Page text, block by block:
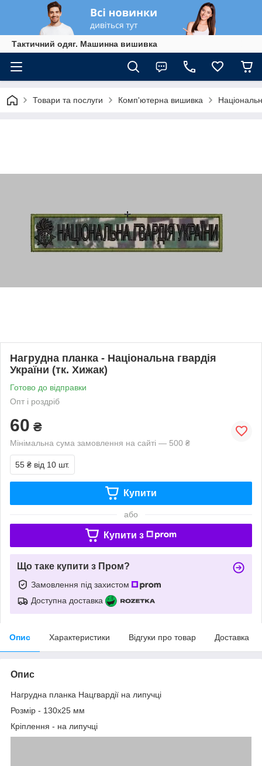
Тактичний одяг. Машинна вишивка
Товари та послуги Комп'ютерна вишивка
Нагрудна планка - Національна гвардія
України (тк. Хижак)
Готово до відправки
Опт і роздріб
60 ₴
Мінімальна сума замовлення на сайті — 500 ₴
55 ₴ від 10 шт.
Купити
або
Купити з
Що таке купити з Пром?
Замовлення під захистом
Доступна доставка
Опис Характеристики Відгуки про товар Доставка
Опис
Нагрудна планка Нацгвардії на липучці
Розмір - 130х25 мм
Кріплення - на липучці